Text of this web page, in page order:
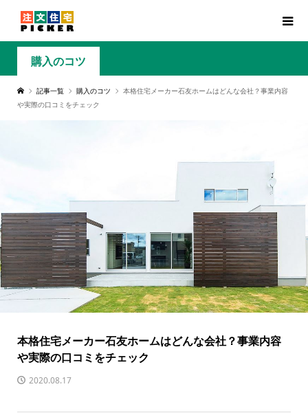
購入のコツ
記事一覧 購入のコツ
本格住宅メーカー石友ホームはどんな会社？事業内容
や実際の口コミをチェック
本格住宅メーカー石友ホームはどんな会社？事業内容
や実際の口コミをチェック
2020.08.17